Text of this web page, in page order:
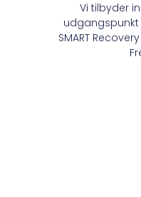
Vi tilbyder
SMART